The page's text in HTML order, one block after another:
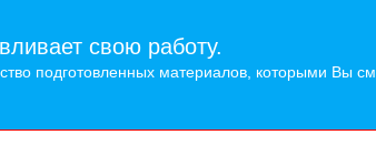
свою работу.
подготовленных материалов, которыми Вы